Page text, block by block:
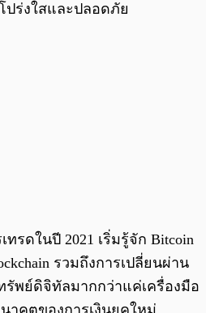
ปร่งใสและปลอดภัย
รดในปี 2021 เริ่มรู้จัก Bitcoin
รวมถึงการเปลี่ยนผ่าน
รัพย์ดิจิทัลมากกว่าแค่เครื่องมือ
าคตของการเงินยุคใหม่